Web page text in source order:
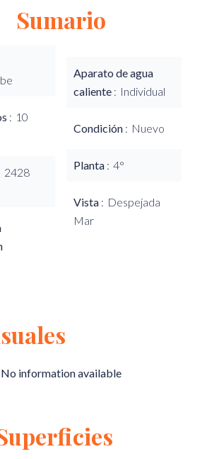
Sumario
10
2428
Aparato de agua
caliente
Individual
Condición Nuevo
Planta 4°
Vista
Despejada
Mar
No information available